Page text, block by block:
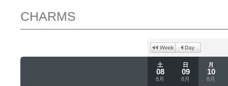
CHARMS
土
08
8月
日
09
8月
月
10
8月